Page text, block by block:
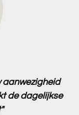
aanwezigheid
de dagelijkse